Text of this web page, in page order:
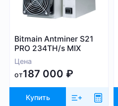
Bitmain Antminer S21
PRO 234TH/s MIX
Цена
от187 000 ₽
Купить